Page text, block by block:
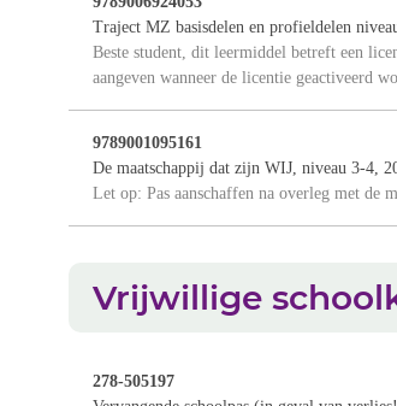
Traject MZ basisdelen en profieldelen
Beste student, dit leermiddel betreft een
aangeven wanneer de licentie geactiveerd
9789001095161
De maatschappij dat zijn WIJ, niveau 3-4,
Let op: Pas aanschaffen na overleg met de
Vrijwillige
278-505197